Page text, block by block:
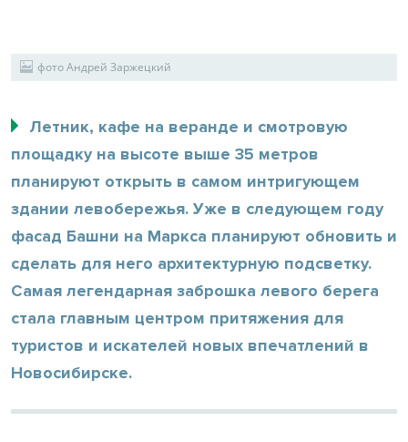
фото Андрей Заржецкий
Летник, кафе на веранде и смотровую
площадку на высоте выше 35 метров
планируют открыть в самом интригующем
здании левобережья. Уже в следующем году
фасад Башни на Маркса планируют обновить и
сделать для него архитектурную подсветку.
Самая легендарная заброшка левого берега
стала главным центром притяжения для
туристов и искателей новых впечатлений в
Новосибирске.